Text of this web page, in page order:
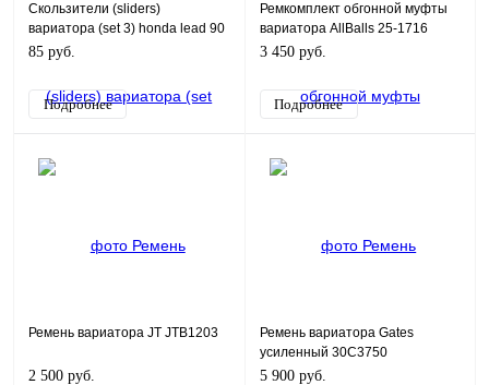
Скользители (sliders)
вариатора (set 3) honda lead 90
(L9H)
85 руб.
Подробнее
Ремкомплект обгонной муфты
вариатора AllBalls 25-1716
3 450 руб.
Подробнее
Ремень вариатора JT JTB1203
2 500 руб.
Ремень вариатора Gates
усиленный 30C3750
5 900 руб.